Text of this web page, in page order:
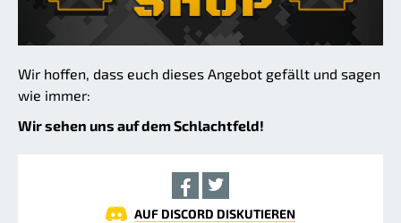
Wir hoffen, dass euch dieses Angebot gefällt und sagen
wie immer:
Wir sehen uns auf dem Schlachtfeld!
AUF DISCORD DISKUTIEREN